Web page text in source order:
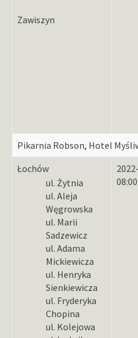
Zawiszyn
Pikarnia Robson, Hotel
Łochów
ul. Żytnia
ul. Aleja
Węgrowska
ul. Marii
Sadzewicz
ul. Adama
Mickiewicza
ul. Henryka
Sienkiewicza
ul. Fryderyka
Chopina
ul. Kolejowa
08:00